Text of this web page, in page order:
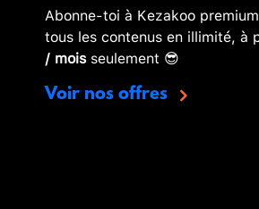
Abonne-toi à Kezakoo
tous les contenus en illimité, à
/ moisseulement 😎
Voir nos offres